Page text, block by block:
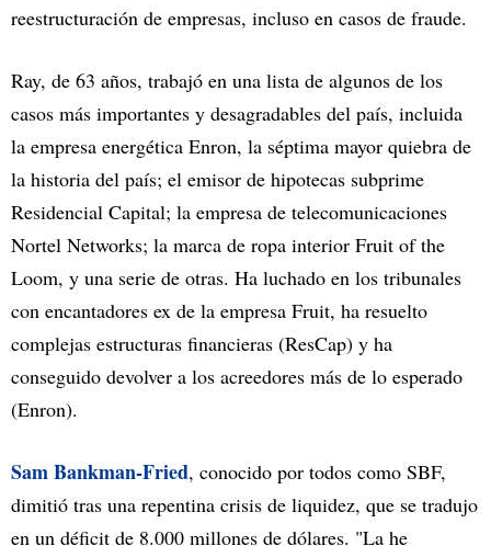
reestructuración de empresas, incluso en casos de fraude.
Ray, de 63 años, trabajó en una lista de algunos de los
casos más importantes y desagradables del país, incluida
la empresa energética Enron, la séptima mayor quiebra de
la historia del país; el emisor de hipotecas subprime
Residencial Capital; la empresa de telecomunicaciones
Nortel Networks; la marca de ropa interior Fruit of the
Loom, y una serie de otras. Ha luchado en los tribunales
con encantadores ex de la empresa Fruit, ha resuelto
complejas estructuras financieras (ResCap) y ha
conseguido devolver a los acreedores más de lo esperado
(Enron).
Sam Bankman-Fried, conocido por todos como SBF,
dimitió tras una repentina crisis de liquidez, que se tradujo
en un déficit de 8.000 millones de dólares. "La he